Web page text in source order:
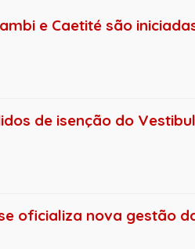
e Caetité são
de isenção do
oficializa nova gestão